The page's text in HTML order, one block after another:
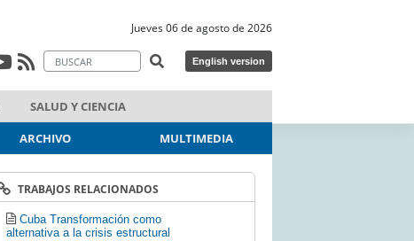
Jueves 06 de agosto de 2026
English version
SALUD Y CIENCIA
ARCHIVO MULTIMEDIA
TRABAJOS RELACIONADOS
Cuba Transformación como
alternativa a la crisis estructural